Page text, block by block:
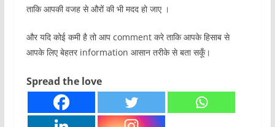
ताकि आपकी वजह से औरों की भी मदद हो जाए ।
और यदि कोई कमी है तो आप comment करे ताकि आपके हिसाब से
आपके लिए बेहतर information आसान तरीके से बता सकूँ।
Spread the love